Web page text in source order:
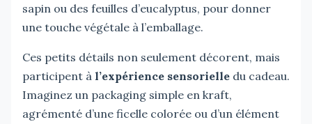
sapin ou des feuilles d’eucalyptus, pour donner
une touche végétale à l’emballage.
Ces petits détails non seulement décorent, mais
participent à l’expérience sensorielle du cadeau.
Imaginez un packaging simple en kraft,
agrémenté d’une ficelle colorée ou d’un élément